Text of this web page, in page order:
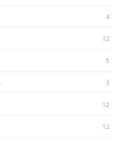
4
12
5
3
12
12